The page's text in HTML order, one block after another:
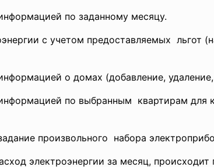
по заданному месяцу.
с учетом предоставляемых льгот
о домах (добавление,
по выбранным квартирам для
произвольного набора
электроэнергии за месяц,